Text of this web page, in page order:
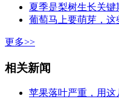
夏季是梨树生长关键
葡萄马上要萌芽，这
更多>>
相关新闻
苹果落叶严重，用